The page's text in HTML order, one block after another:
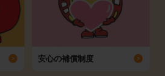
安心の補償制度